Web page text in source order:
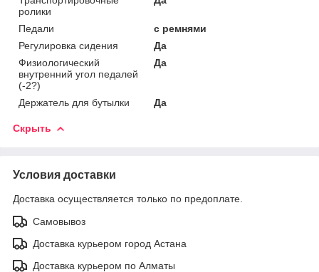
ролики
Педали
с ремнями
Регулировка сидения
Да
Физиологический
внутренний угол педалей
(-2?)
Да
Держатель для бутылки Да
Скрыть
Условия доставки
Доставка осуществляется только по предоплате.
Самовывоз
Доставка курьером город Астана
Доставка курьером по Алматы